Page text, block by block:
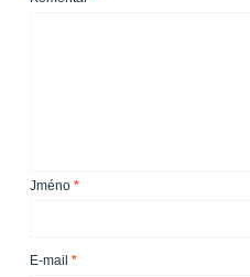
Jméno *
E-mail *